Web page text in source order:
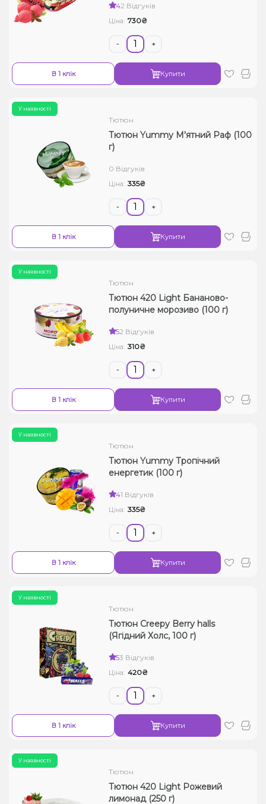
42 Відгуків
Ціна: 730₴
- +
В 1 клік Купити
У наявності
Тютюн
Тютюн Yummy М'ятний Раф (100
г)
0 Відгуків
Ціна: 335₴
- +
В 1 клік Купити
У наявності
Тютюн
Тютюн 420 Light Бананово-
полуничне морозиво (100 г)
52 Відгуків
Ціна: 310₴
- +
В 1 клік Купити
У наявності
Тютюн
Тютюн Yummy Тропічний
енергетик (100 г)
41 Відгуків
Ціна: 335₴
- +
В 1 клік Купити
У наявності
Тютюн
Тютюн Creepy Berry halls
(Ягідний Холс, 100 г)
53 Відгуків
Ціна: 420₴
- +
В 1 клік Купити
У наявності
Тютюн
Тютюн 420 Light Рожевий
лимонад (250 г)